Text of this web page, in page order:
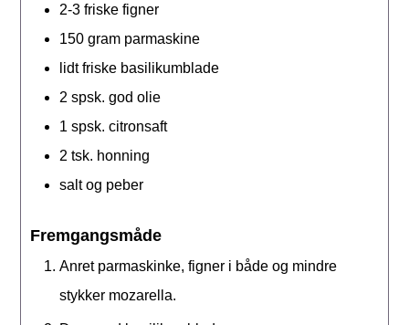
2-3 friske figner
150 gram parmaskine
lidt friske basilikumblade
2 spsk. god olie
1 spsk. citronsaft
2 tsk. honning
salt og peber
Fremgangsmåde
Anret parmaskinke, figner i både og mindre
stykker mozarella.